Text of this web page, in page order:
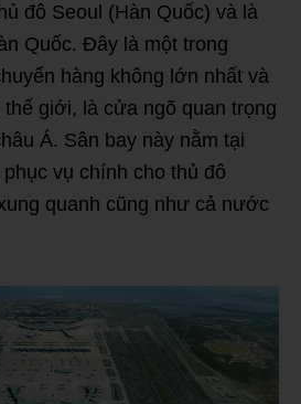
đô Seoul (Hàn Quốc) và là
Quốc. Đây là một trong
hàng không lớn nhất và
giới, là cửa ngõ quan trọng
Á. Sân bay này nằm tại
vụ chính cho thủ đô
quanh cũng như cả nước